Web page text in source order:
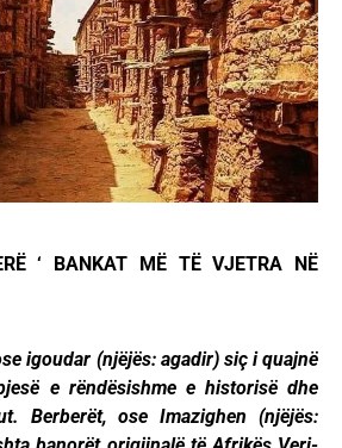
‘ BANKAT MË TË VJETRA NË
igoudar (njëjës: agadir) siç i quajnë
e rëndësishme e historisë dhe
Berberët, ose Imazighen (njëjës: